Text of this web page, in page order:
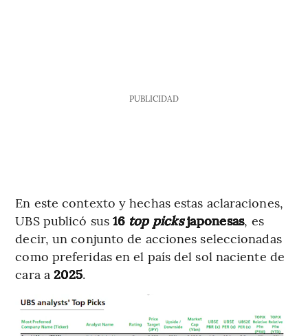
PUBLICIDAD
En este contexto y hechas estas aclaraciones,
UBS publicó sus 16 top picksjaponesas, es
decir, un conjunto de acciones seleccionadas
como preferidas en el país del sol naciente de
cara a2025.